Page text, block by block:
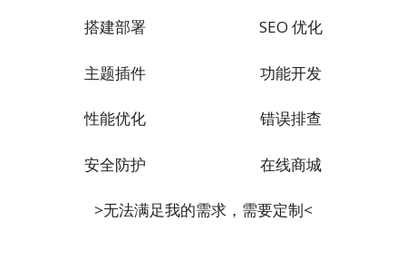
搭建部署
主题插件
性能优化
安全防护
SEO 优化
功能开发
错误排查
在线商城
>无法满足我的需求，需要定制<